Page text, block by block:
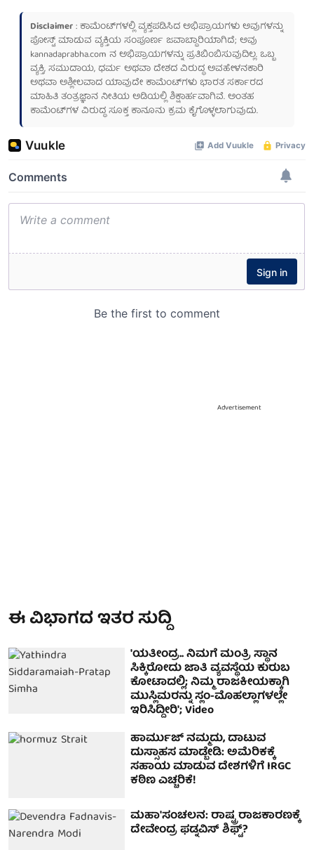
Disclaimer: ಕಾಮೆಂಟ್‌ಗಳಲ್ಲಿ ವ್ಯಕ್ತಪಡಿಸಿದ ಅಭಿಪ್ರಾಯಗಳು ಅವುಗಳನ್ನು
ಪೋಸ್ಟ್ ಮಾಡುವ ವ್ಯಕ್ತಿಯ ಸಂಪೂರ್ಣ ಜವಾಬ್ದಾರಿಯಾಗಿದೆ; ಅವು
kannadaprabha.com ನ ಅಭಿಪ್ರಾಯಗಳನ್ನು ಪ್ರತಿಬಿಂಬಿಸುವುದಿಲ್ಲ. ಒಬ್ಬ
ವ್ಯಕ್ತಿ, ಸಮುದಾಯ, ಧರ್ಮ ಅಥವಾ ದೇಶದ ವಿರುದ್ಧ ಅವಹೇಳನಕಾರಿ
ಅಥವಾ ಅಶ್ಲೀಲವಾದ ಯಾವುದೇ ಕಾಮೆಂಟ್‌ಗಳು ಭಾರತ ಸರ್ಕಾರದ
ಮಾಹಿತಿ ತಂತ್ರಜ್ಞಾನ ನೀತಿಯ ಅಡಿಯಲ್ಲಿ ಶಿಕ್ಷಾರ್ಹವಾಗಿವೆ. ಅಂತಹ
ಕಾಮೆಂಟ್‌ಗಳ ವಿರುದ್ಧ ಸೂಕ್ತ ಕಾನೂನು ಕ್ರಮ ಕೈಗೊಳ್ಳಲಾಗುವುದು.
Advertisement
ಈ ವಿಭಾಗದ ಇತರ ಸುದ್ದಿ
'ಯತೀಂದ್ರ.. ನಿಮಗೆ ಮಂತ್ರಿ ಸ್ಥಾನ
ಸಿಕ್ಕಿರೋದು ಜಾತಿ ವ್ಯವಸ್ಥೆಯ ಕುರುಬ
ಕೋಟಾದಲ್ಲಿ; ನಿಮ್ಮ ರಾಜಕೀಯಕ್ಕಾಗಿ
ಮುಸ್ಲಿಮರನ್ನು ಸ್ಲಂ-ಮೊಹಲ್ಲಾಗಳಲ್ಲೇ
ಇರಿಸಿದ್ದೀರಿ'; Video
ಹಾರ್ಮುಜ್ ನಮ್ಮದು, ದಾಟುವ
ದುಸ್ಸಾಹಸ ಮಾಡ್ಬೇಡಿ: ಅಮೆರಿಕಕ್ಕೆ
ಸಹಾಯ ಮಾಡುವ ದೇಶಗಳಿಗೆ IRGC
ಕಠಿಣ ಎಚ್ಚರಿಕೆ!
ಮಹಾ'ಸಂಚಲನ: ರಾಷ್ಟ್ರ ರಾಜಕಾರಣಕ್ಕೆ
ದೇವೇಂದ್ರ ಫಡ್ನವಿಸ್ ಶಿಫ್ಟ್?